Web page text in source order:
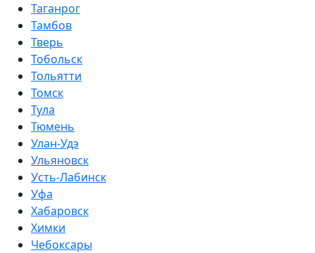
Таганрог
Тамбов
Тверь
Тобольск
Тольятти
Томск
Тула
Тюмень
Улан-Удэ
Ульяновск
Усть-Лабинск
Уфа
Хабаровск
Химки
Чебоксары